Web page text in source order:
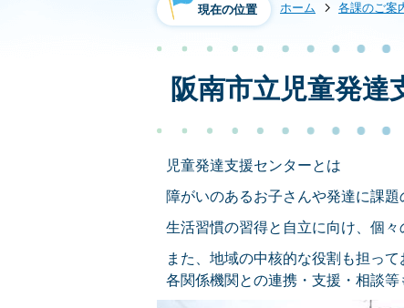
現在の位置 ホーム 各課のご案
阪南市立児童発
児童発達支援センターとは
障がいのあるお子さんや発達に課
生活習慣の習得と自立に向け、個
また、地域の中核的な役割も担っ
各関係機関との連携・支援・相談等